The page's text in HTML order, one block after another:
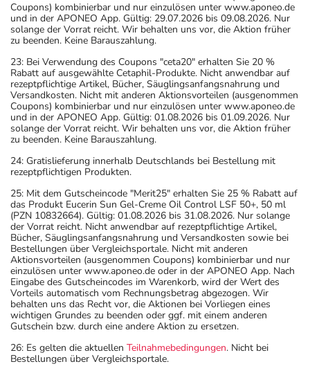
Coupons) kombinierbar und nur einzulösen unter www.aponeo.de
und in der APONEO App. Gültig: 29.07.2026 bis 09.08.2026. Nur
solange der Vorrat reicht. Wir behalten uns vor, die Aktion früher
zu beenden. Keine Barauszahlung.
23: Bei Verwendung des Coupons "ceta20" erhalten Sie 20 %
Rabatt auf ausgewählte Cetaphil-Produkte. Nicht anwendbar auf
rezeptpflichtige Artikel, Bücher, Säuglingsanfangsnahrung und
Versandkosten. Nicht mit anderen Aktionsvorteilen (ausgenommen
Coupons) kombinierbar und nur einzulösen unter www.aponeo.de
und in der APONEO App. Gültig: 01.08.2026 bis 01.09.2026. Nur
solange der Vorrat reicht. Wir behalten uns vor, die Aktion früher
zu beenden. Keine Barauszahlung.
24: Gratislieferung innerhalb Deutschlands bei Bestellung mit
rezeptpflichtigen Produkten.
25: Mit dem Gutscheincode "Merit25" erhalten Sie 25 % Rabatt auf
das Produkt Eucerin Sun Gel-Creme Oil Control LSF 50+, 50 ml
(PZN 10832664). Gültig: 01.08.2026 bis 31.08.2026. Nur solange
der Vorrat reicht. Nicht anwendbar auf rezeptpflichtige Artikel,
Bücher, Säuglingsanfangsnahrung und Versandkosten sowie bei
Bestellungen über Vergleichsportale. Nicht mit anderen
Aktionsvorteilen (ausgenommen Coupons) kombinierbar und nur
einzulösen unter www.aponeo.de oder in der APONEO App. Nach
Eingabe des Gutscheincodes im Warenkorb, wird der Wert des
Vorteils automatisch vom Rechnungsbetrag abgezogen. Wir
behalten uns das Recht vor, die Aktionen bei Vorliegen eines
wichtigen Grundes zu beenden oder ggf. mit einem anderen
Gutschein bzw. durch eine andere Aktion zu ersetzen.
26: Es gelten die aktuellen Teilnahmebedingungen. Nicht bei
Bestellungen über Vergleichsportale.